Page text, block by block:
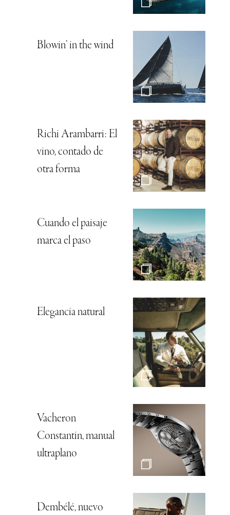
Blowin’ in the wind
Richi Arambarri: El
vino, contado de
otra forma
Cuando el paisaje
marca el paso
Elegancia natural
Vacheron
Constantin, manual
ultraplano
Dembélé, nuevo